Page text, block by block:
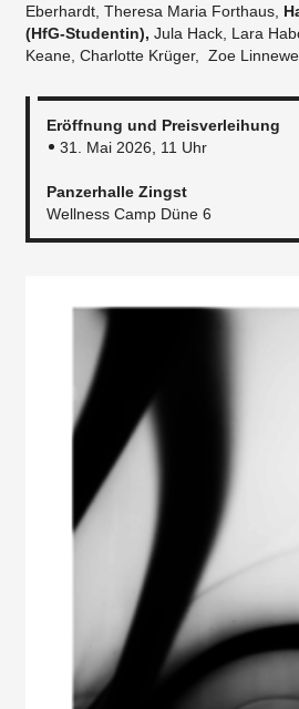
Eberhardt, Theresa Maria Forthaus,
(HfG-Studentin), Jula Hack, Lara
Keane, Charlotte Krüger, Zoe
Eröffnung und Preisverleihung
31. Mai 2026, 11 Uhr
Panzerhalle Zingst
Wellness Camp Düne 6